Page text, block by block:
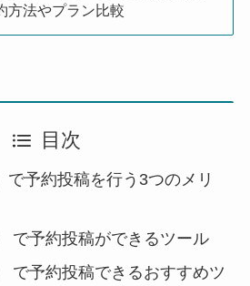
方法やプラン比較
目次
で予約投稿を行う3つのメリ
で予約投稿ができるツール
で予約投稿できるおすすめツ